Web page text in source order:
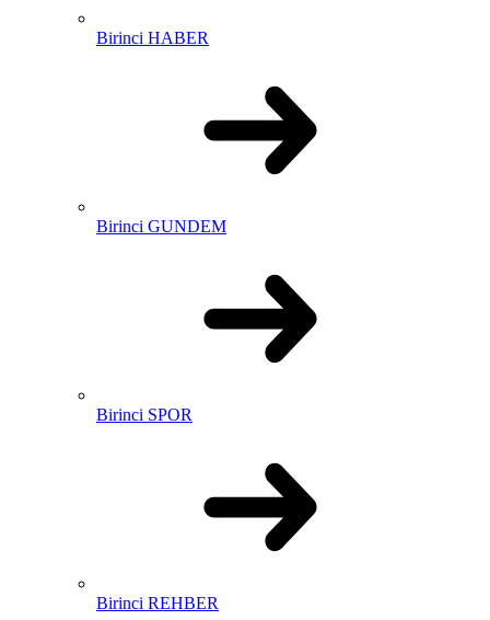
Birinci HABER
Birinci GUNDEM
Birinci SPOR
Birinci REHBER